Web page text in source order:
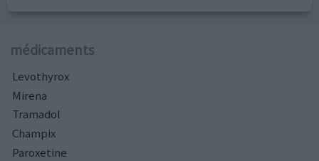
médicaments
Levothyrox
Mirena
Tramadol
Champix
Paroxetine